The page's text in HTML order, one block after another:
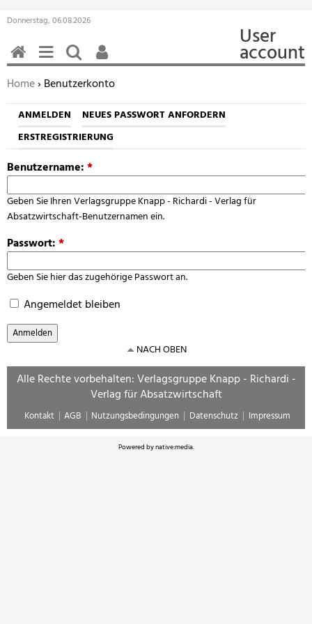
Donnerstag, 06.08.2026
User
account
Sie befinden sich hier:
Home› Benutzerkonto
ANMELDEN
NEUES PASSWORT ANFORDERN
ERSTREGISTRIERUNG
Benutzername:*
Geben Sie Ihren Verlagsgruppe Knapp - Richardi - Verlag für
Absatzwirtschaft-Benutzernamen ein.
Passwort:*
Geben Sie hier das zugehörige Passwort an.
Angemeldet bleiben
HOMEMENÜSUCHEN
BENUTZERFUNKTIONEN
NACH OBEN
Alle Rechte vorbehalten: Verlagsgruppe Knapp - Richardi -
Verlag für Absatzwirtschaft
Kontakt AGB Nutzungsbedingungen Datenschutz Impressum
Powered bynative:media.